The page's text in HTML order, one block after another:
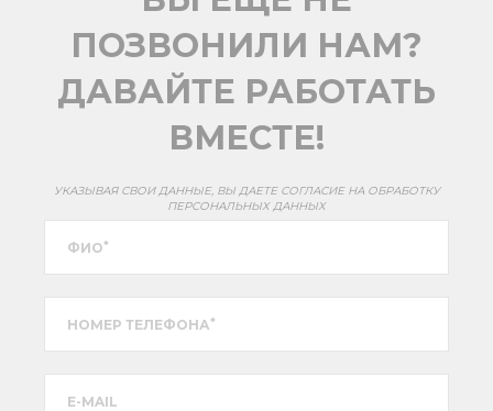
ПОЗВОНИЛИ НАМ?
ДАВАЙТЕ РАБОТАТЬ
ВМЕСТЕ!
УКАЗЫВАЯ СВОИ ДАННЫЕ, ВЫ ДАЕТЕ СОГЛАСИЕ НА ОБРАБОТКУ
ПЕРСОНАЛЬНЫХ ДАННЫХ
ФИО*
НОМЕР ТЕЛЕФОНА*
E-MAIL